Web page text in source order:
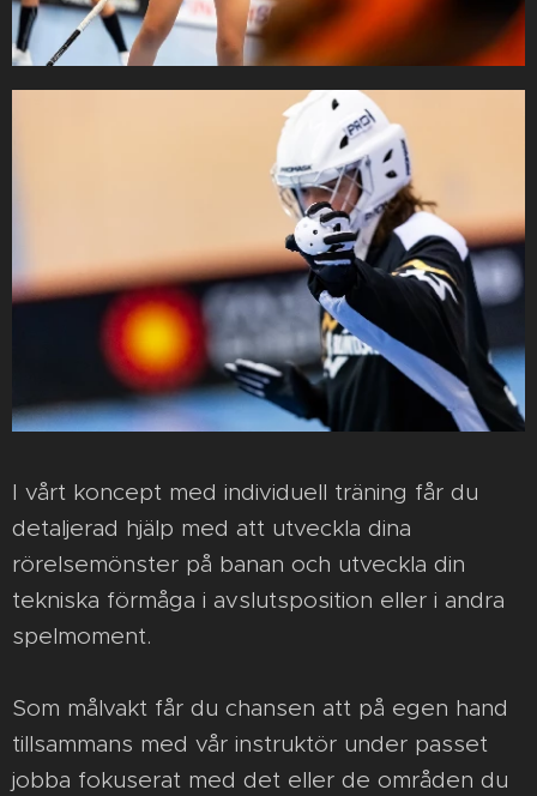
I vårt koncept med individuell träning får du
detaljerad hjälp med att utveckla dina
rörelsemönster på banan och utveckla din
tekniska förmåga i avslutsposition eller i andra
spelmoment.
Som målvakt får du chansen att på egen hand
tillsammans med vår instruktör under passet
jobba fokuserat med det eller de områden du